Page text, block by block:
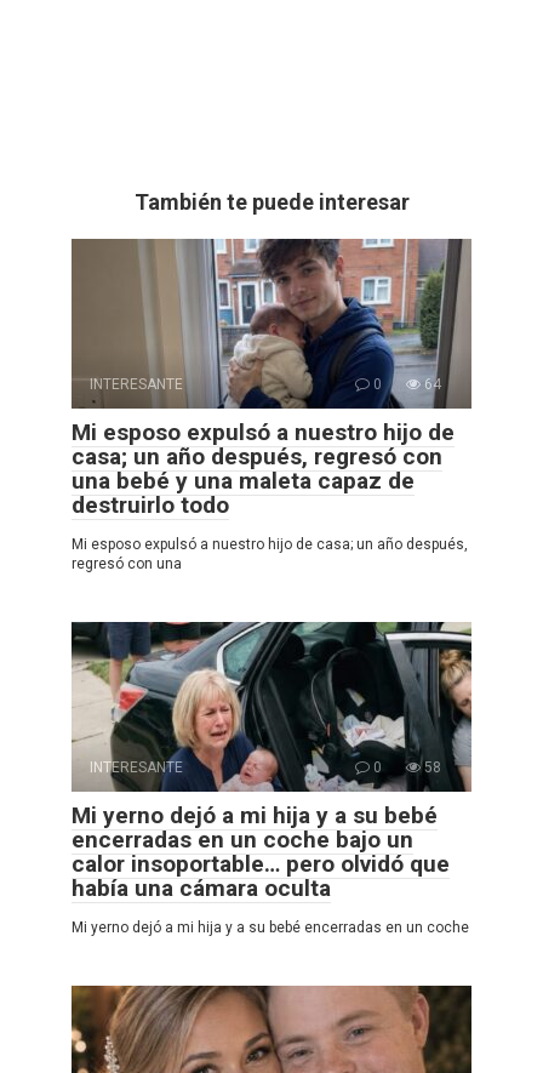
También te puede interesar
INTERESANTE 0 64
Mi esposo expulsó a nuestro hijo de
casa; un año después, regresó con
una bebé y una maleta capaz de
destruirlo todo
Mi esposo expulsó a nuestro hijo de casa; un año después,
regresó con una
INTERESANTE 0 58
Mi yerno dejó a mi hija y a su bebé
encerradas en un coche bajo un
calor insoportable… pero olvidó que
había una cámara oculta
Mi yerno dejó a mi hija y a su bebé encerradas en un coche